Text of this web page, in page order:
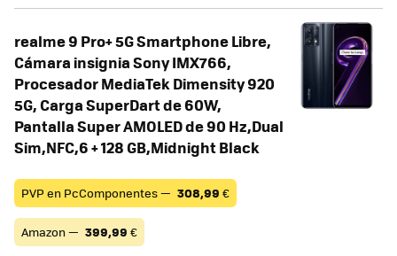
realme 9 Pro+ 5G Smartphone Libre,
Cámara insignia Sony IMX766,
Procesador MediaTek Dimensity 920
5G, Carga SuperDart de 60W,
Pantalla Super AMOLED de 90 Hz,Dual
Sim,NFC,6 + 128 GB,Midnight Black
PVP en PcComponentes — 308,99 €
Amazon — 399,99 €